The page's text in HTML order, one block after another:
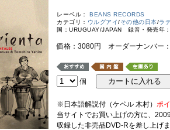
レーベル： BEANS RECORDS
カテゴリ： ウルグアイ/その他の日本/ラ
国：URUGUAY/JAPAN 録音・発売年
価格：3080円 オーダーナンバー
個
※日本語解説付（ケペル 木村） ポ
当サイトでお買い上げの方に、
収録した非売品DVD-Rを差し上げま